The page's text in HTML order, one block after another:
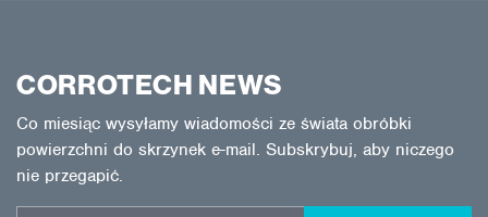
CORROTECH NEWS
Co miesiąc wysyłamy wiadomości ze świata obróbki
powierzchni do skrzynek e-mail. Subskrybuj, aby niczego
nie przegapić.